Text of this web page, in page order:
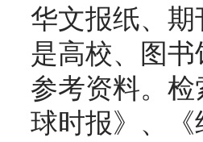
华文报纸、
是高校、图
参考资料。
球时报》、